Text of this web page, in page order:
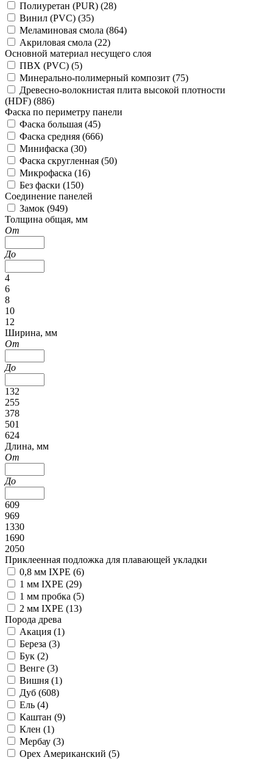
Полиуретан (PUR) (28)
Винил (PVC) (35)
Меламиновая смола (864)
Акриловая смола (22)
Основной материал несущего слоя
ПВХ (PVC) (5)
Минерально-полимерный композит (75)
Древесно-волокнистая плита высокой плотности
(HDF) (886)
Фаска по периметру панели
Фаска большая (45)
Фаска средняя (666)
Минифаска (30)
Фаска скругленная (50)
Микрофаска (16)
Без фаски (150)
Соединение панелей
Замок (949)
Толщина общая, мм
От
До
4
6
8
10
12
Ширина, мм
От
До
132
255
378
501
624
Длина, мм
От
До
609
969
1330
1690
2050
Приклеенная подложка для плавающей укладки
0,8 мм IXPE (6)
1 мм IXPE (29)
1 мм пробка (5)
2 мм IXPE (13)
Порода древа
Акация (1)
Береза (3)
Бук (2)
Венге (3)
Вишня (1)
Дуб (608)
Ель (4)
Каштан (9)
Клен (1)
Мербау (3)
Орех Американский (5)